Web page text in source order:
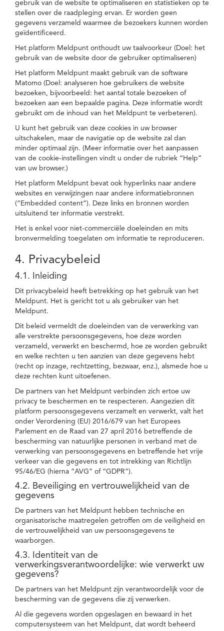
gebruik van de website te optimaliseren en statistieken op te
stellen over de raadpleging ervan. Er worden geen
gegevens verzameld waarmee de bezoekers kunnen worden
geïdentificeerd.
Het platform Meldpunt onthoudt uw taalvoorkeur (Doel: het
gebruik van de website door de gebruiker optimaliseren)
Het platform Meldpunt maakt gebruik van de software
Matomo (Doel: analyseren hoe gebruikers de website
bezoeken, bijvoorbeeld: het aantal totale bezoeken of
bezoeken aan een bepaalde pagina. Deze informatie wordt
gebruikt om de inhoud van het Meldpunt te verbeteren).
U kunt het gebruik van deze cookies in uw browser
uitschakelen, maar de navigatie op de website zal dan
minder optimaal zijn. (Meer informatie over het aanpassen
van de cookie-instellingen vindt u onder de rubriek “Help”
van uw browser.)
Het platform Meldpunt bevat ook hyperlinks naar andere
websites en verwijzingen naar andere informatiebronnen
(“Embedded content”). Deze links en bronnen worden
uitsluitend ter informatie verstrekt.
Het is enkel voor niet-commerciële doeleinden en mits
bronvermelding toegelaten om informatie te reproduceren.
4. Privacybeleid
4.1. Inleiding
Dit privacybeleid heeft betrekking op het gebruik van het
Meldpunt. Het is gericht tot u als gebruiker van het
Meldpunt.
Dit beleid vermeldt de doeleinden van de verwerking van
alle verstrekte persoonsgegevens, hoe deze worden
verzameld, verwerkt en beschermd, hoe ze worden gebruikt
en welke rechten u ten aanzien van deze gegevens hebt
(recht op inzage, rechtzetting, bezwaar, enz.), alsmede hoe u
deze rechten kunt uitoefenen.
De partners van het Meldpunt verbinden zich ertoe uw
privacy te beschermen en te respecteren. Aangezien dit
platform persoonsgegevens verzamelt en verwerkt, valt het
onder Verordening (EU) 2016/679 van het Europees
Parlement en de Raad van 27 april 2016 betreffende de
bescherming van natuurlijke personen in verband met de
verwerking van persoonsgegevens en betreffende het vrije
verkeer van die gegevens en tot intrekking van Richtlijn
95/46/EG (hierna “AVG” of “GDPR”).
4.2. Beveiliging en vertrouwelijkheid van de
gegevens
De partners van het Meldpunt hebben technische en
organisatorische maatregelen getroffen om de veiligheid en
de vertrouwelijkheid van uw persoonsgegevens te
waarborgen.
4.3. Identiteit van de
verwerkingsverantwoordelijke: wie verwerkt uw
gegevens?
De partners van het Meldpunt zijn verantwoordelijk voor de
bescherming van de gegevens die zij verwerken.
Al die gegevens worden opgeslagen en bewaard in het
computersysteem van het Meldpunt, dat wordt beheerd